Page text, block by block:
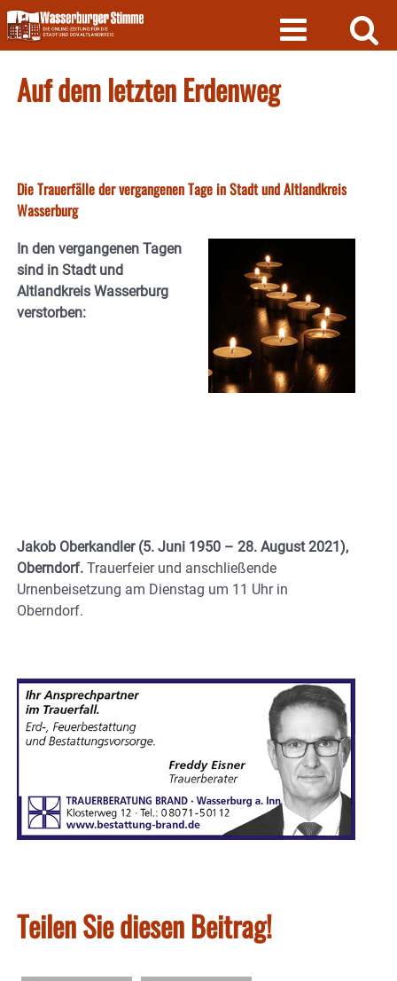
Skip
to
content
Auf dem letzten Erdenweg
Die Trauerfälle der vergangenen Tage in Stadt und Altlandkreis
Wasserburg
In den vergangenen Tagen
sind in Stadt und
Altlandkreis Wasserburg
verstorben:
Jakob Oberkandler (5. Juni 1950 – 28. August 2021),
Oberndorf. Trauerfeier und anschließende
Urnenbeisetzung am Dienstag um 11 Uhr in
Oberndorf.
Teilen Sie diesen Beitrag!